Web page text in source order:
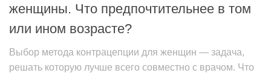
женщины. Что предпочтительнее в том
или ином возрасте?
Выбор метода контрацепции для женщин — задача,
решать которую лучше всего совместно с врачом. Что